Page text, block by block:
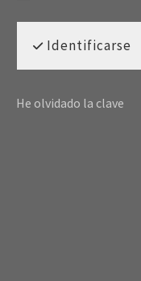
Identificarse
He olvidado la clave